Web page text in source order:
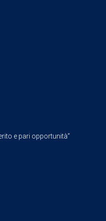
e pari opportunità”